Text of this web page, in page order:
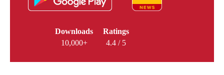
Downloads
10,000+
Ratings
4.4 / 5